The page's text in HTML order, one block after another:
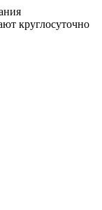
круглосуточно